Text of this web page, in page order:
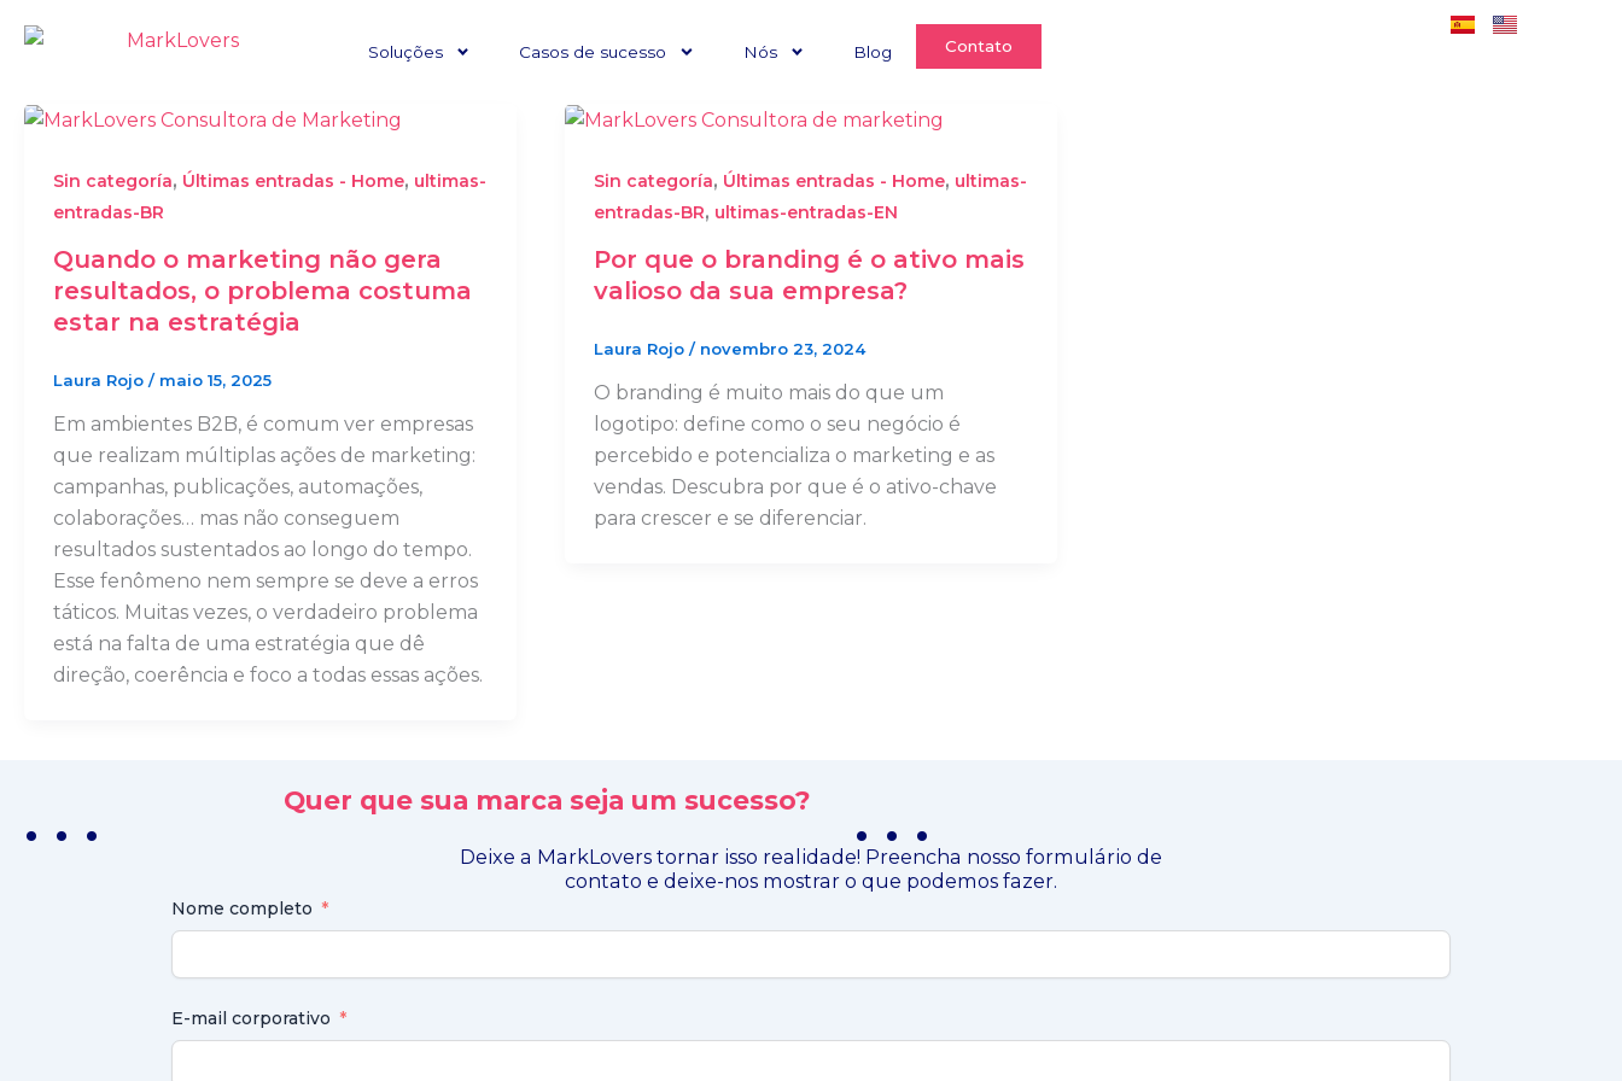
para
conteúdo
Soluções Casos de sucesso Nós Blog Contato
Sin categoría, Últimas entradas - Home, ultimas-
entradas-BR
Quando o marketing não gera
resultados, o problema costuma
estar na estratégia
Laura Rojo / maio 15, 2025
Em ambientes B2B, é comum ver empresas
que realizam múltiplas ações de marketing:
campanhas, publicações, automações,
colaborações… mas não conseguem
resultados sustentados ao longo do tempo.
Esse fenômeno nem sempre se deve a erros
táticos. Muitas vezes, o verdadeiro problema
está na falta de uma estratégia que dê
direção, coerência e foco a todas essas ações.
Sin categoría, Últimas entradas - Home, ultimas-
entradas-BR, ultimas-entradas-EN
Por que o branding é o ativo mais
valioso da sua empresa?
Laura Rojo / novembro 23, 2024
O branding é muito mais do que um
logotipo: define como o seu negócio é
percebido e potencializa o marketing e as
vendas. Descubra por que é o ativo-chave
para crescer e se diferenciar.
. . . Quer que sua marca seja um sucesso? . . .
Deixe a MarkLovers tornar isso realidade! Preencha nosso formulário de
contato e deixe-nos mostrar o que podemos fazer.
Nome completo
E-mail corporativo